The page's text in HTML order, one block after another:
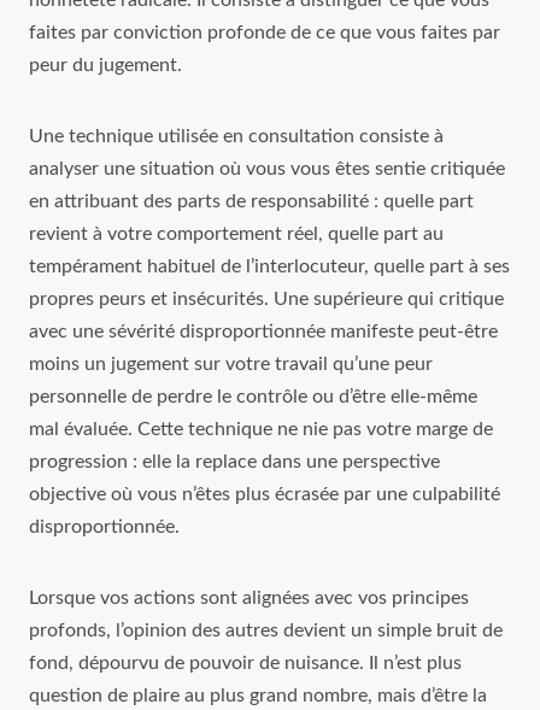
faites par conviction profonde de ce que vous faites par
peur du jugement.
Une technique utilisée en consultation consiste à
analyser une situation où vous vous êtes sentie critiquée
en attribuant des parts de responsabilité : quelle part
revient à votre comportement réel, quelle part au
tempérament habituel de l’interlocuteur, quelle part à ses
propres peurs et insécurités. Une supérieure qui critique
avec une sévérité disproportionnée manifeste peut-être
moins un jugement sur votre travail qu’une peur
personnelle de perdre le contrôle ou d’être elle-même
mal évaluée. Cette technique ne nie pas votre marge de
progression : elle la replace dans une perspective
objective où vous n’êtes plus écrasée par une culpabilité
disproportionnée.
Lorsque vos actions sont alignées avec vos principes
profonds, l’opinion des autres devient un simple bruit de
fond, dépourvu de pouvoir de nuisance. Il n’est plus
question de plaire au plus grand nombre, mais d’être la